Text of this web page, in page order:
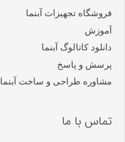
فروشگاه تجهیزات آبنما
آموزش
دانلود کاتالوگ آبنما
پرسش و پاسخ
مشاوره طراحی و ساخت آبنما
تماس با ما